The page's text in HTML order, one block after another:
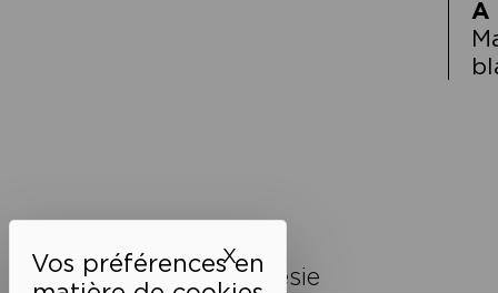
XMasquer le bandeau des
À
l’article
La Maison de la Poésie